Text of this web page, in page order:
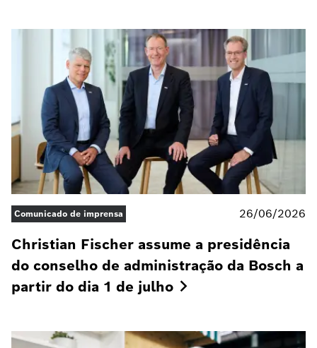
Comunicado de imprensa 26/06/2026
Christian Fischer assume a presidência
do conselho de administração da Bosch a
partir do dia 1 de julho